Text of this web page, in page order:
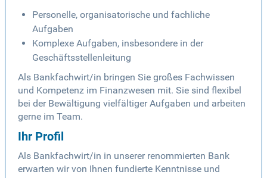
Personelle, organisatorische und fachliche
Aufgaben
Komplexe Aufgaben, insbesondere in der
Geschäftsstellenleitung
Als Bankfachwirt/in bringen Sie großes Fachwissen
und Kompetenz im Finanzwesen mit. Sie sind flexibel
bei der Bewältigung vielfältiger Aufgaben und arbeiten
gerne im Team.
Ihr Profil
Als Bankfachwirt/in in unserer renommierten Bank
erwarten wir von Ihnen fundierte Kenntnisse und